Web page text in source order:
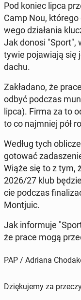
Pod koniec lipca
Camp Nou,
we­go dzia­ła­nia
Jak donosi "Sport",
ty­wie po­ja­wia­ją się
dachu.
Za­kła­da­no, że
odbyć podczas
lipca). Firma za to
to co naj­mniej pół
Według tych
go­to­wać
Wiąże się to z tym,
2026/27 klub
cie podczas
Mon­tju­ic.
Jak in­for­mu­je
że prace mogą
PAP / Adriana
Dziękujemy za